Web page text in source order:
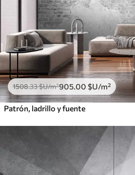
1508.33$U/m²905.00 $U/m²
Patrón, ladrillo y fuente